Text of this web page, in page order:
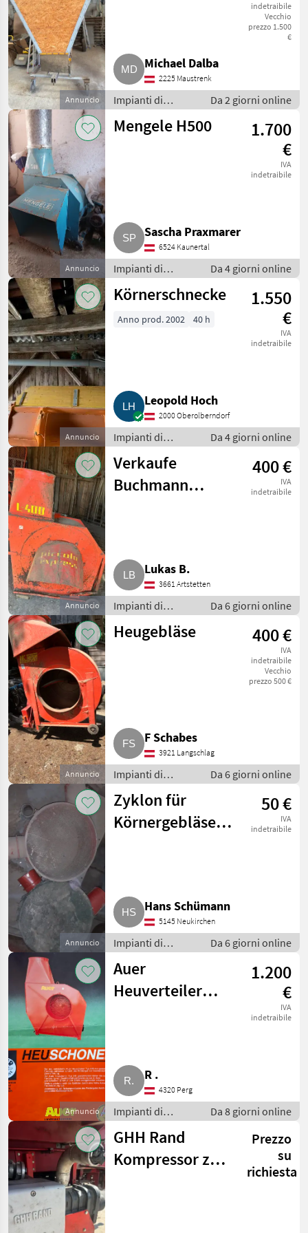
Annuncio
indetraibile
Vecchio
prezzo 1.500
€
Michael Dalba
2225 Maustrenk
Impianti di
movimentazione
e trasporto /
Da 2 giorni online
Annuncio
Mengele H500
1.700
€
IVA
indetraibile
Sascha Praxmarer
6524 Kaunertal
Impianti di
movimentazione
e trasporto /
Da 4 giorni online
Annuncio
Körnerschnecke
1.550
€
IVA
indetraibile
Anno prod. 2002 40 h
Leopold Hoch
2000 Oberolberndorf
Impianti di
movimentazione
e trasporto /
Soffiatori
Da 4 giorni online
Annuncio
Verkaufe
Buchmann
400 €
IVA
indetraibile
Lukas B.
3661 Artstetten
Impianti di
movimentazione
e trasporto /
Da 6 giorni online
Annuncio
Heugebläse 400 €
IVA
indetraibile
Vecchio
prezzo 500 €
F Schabes
3921 Langschlag
Impianti di
movimentazione
e trasporto /
Soffiatori
Da 6 giorni online
Annuncio
Zyklon für
Körnergebläse
50 €
IVA
indetraibile
Hans Schümann
5145 Neukirchen
Impianti di
movimentazione
e trasporto /
Soffiatori
Da 6 giorni online
Annuncio
Auer
Heuverteiler
1.200
€
IVA
indetraibile
R .
4320 Perg
Impianti di
movimentazione
e trasporto /
Soffiatori
Da 8 giorni online
GHH Rand
Kompressor zu
Prezzo
su
richiesta